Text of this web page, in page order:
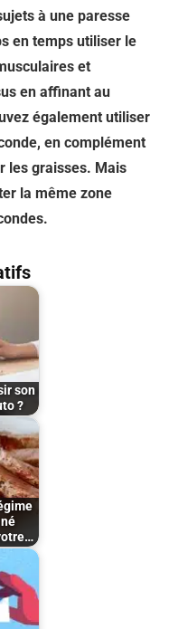
à une paresse
en temps utiliser le
et
en affinant au
également utiliser
en complément
les graisses. Mais
la même zone
son
?